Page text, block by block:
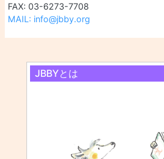
FAX: 03-6273-7708
MAIL: info@jbby.org
JBBYとは